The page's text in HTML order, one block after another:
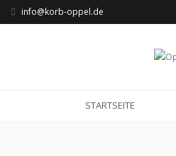
info@korb-oppel.de
STARTSEITE